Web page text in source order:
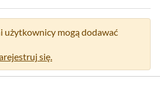
użytkownicy mogą dodawać
się.